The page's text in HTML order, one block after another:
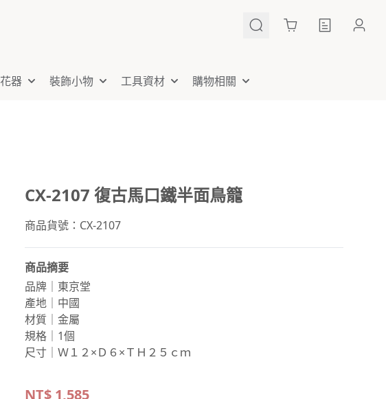
Cart
花器 裝飾小物 工具資材 購物相關
CX-2107 復古馬口鐵半面鳥籠
商品貨號：CX-2107
商品摘要
品牌｜東京堂
產地｜中國
材質｜金屬
規格｜1個
尺寸｜Ｗ１２×Ｄ６×ＴＨ２５ｃｍ
NT$1,585